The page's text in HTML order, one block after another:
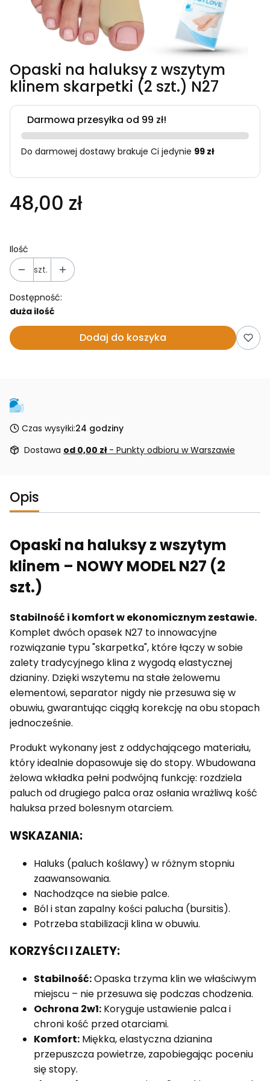
Opaski na haluksy z wszytym
klinem skarpetki (2 szt.) N27
Darmowa przesyłka od 99 zł!
Do darmowej dostawy brakuje Ci jedynie 99 zł
48,00 zł
Ilość
szt.
Dostępność:
duża ilość
Dodaj do koszyka
Czas wysyłki:24 godziny
Dostawa od 0,00 zł - Punkty odbioru w Warszawie
Opis
Opaski na haluksy z wszytym
klinem – NOWY MODEL N27 (2
szt.)
Stabilność i komfort w ekonomicznym zestawie.
Komplet dwóch opasek N27 to innowacyjne
rozwiązanie typu "skarpetka", które łączy w sobie
zalety tradycyjnego klina z wygodą elastycznej
dzianiny. Dzięki wszytemu na stałe żelowemu
elementowi, separator nigdy nie przesuwa się w
obuwiu, gwarantując ciągłą korekcję na obu stopach
jednocześnie.
Produkt wykonany jest z oddychającego materiału,
który idealnie dopasowuje się do stopy. Wbudowana
żelowa wkładka pełni podwójną funkcję: rozdziela
paluch od drugiego palca oraz osłania wrażliwą kość
haluksa przed bolesnym otarciem.
WSKAZANIA:
Haluks (paluch koślawy) w różnym stopniu
zaawansowania.
Nachodzące na siebie palce.
Ból i stan zapalny kości palucha (bursitis).
Potrzeba stabilizacji klina w obuwiu.
KORZYŚCI I ZALETY:
Stabilność:Opaska trzyma klin we właściwym
miejscu – nie przesuwa się podczas chodzenia.
Ochrona 2w1: Koryguje ustawienie palca i
chroni kość przed otarciami.
Komfort: Miękka, elastyczna dzianina
przepuszcza powietrze, zapobiegając poceniu
się stopy.